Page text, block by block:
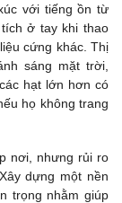
với tiếng ồn từ
ở tay khi thao
cứng khác. Thị
sáng mặt trời,
hạt lớn hơn có
họ không trang
nơi, nhưng rủi ro
dựng một nền
trọng nhằm giúp